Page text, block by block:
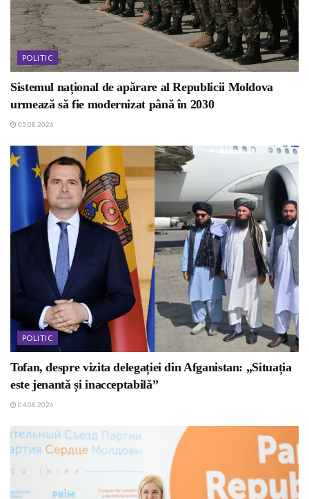
POLITIC
Sistemul național de apărare al Republicii Moldova
urmează să fie modernizat până în 2030
05.08.2026
POLITIC
Tofan, despre vizita delegației din Afganistan: „Situația
este jenantă și inacceptabilă”
04.08.2026